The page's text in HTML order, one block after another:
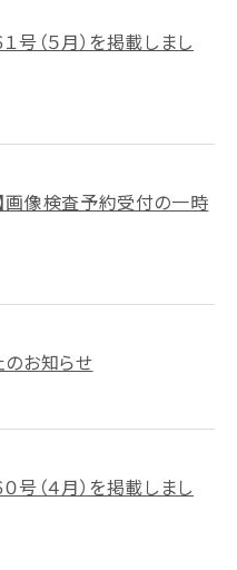
号（５月）を掲載しまし
画像検査予約受付の一時
のお知らせ
号（４月）を掲載しまし